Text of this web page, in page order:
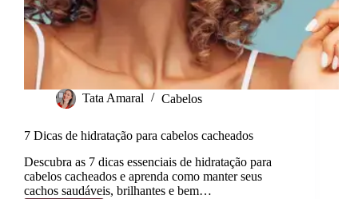
Tata Amaral Cabelos
7 Dicas de hidratação para cabelos cacheados
Descubra as 7 dicas essenciais de hidratação para
cabelos cacheados e aprenda como manter seus
cachos saudáveis, brilhantes e bem…